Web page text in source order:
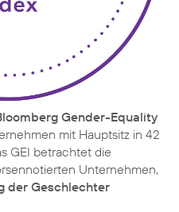
Gender-Equality
mit Hauptsitz in 42
GEI betrachtet die
Unternehmen,
der Geschlechter